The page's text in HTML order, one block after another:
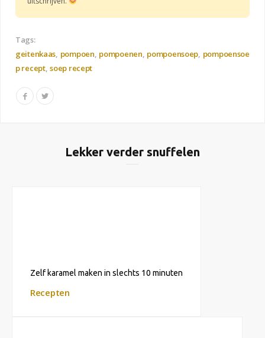
Tags:
geitenkaas pompoen pompoenen pompoensoep pompoensoe
p recept soep recept
Lekker verder snuffelen
Zelf karamel maken in slechts 10 minuten
Recepten